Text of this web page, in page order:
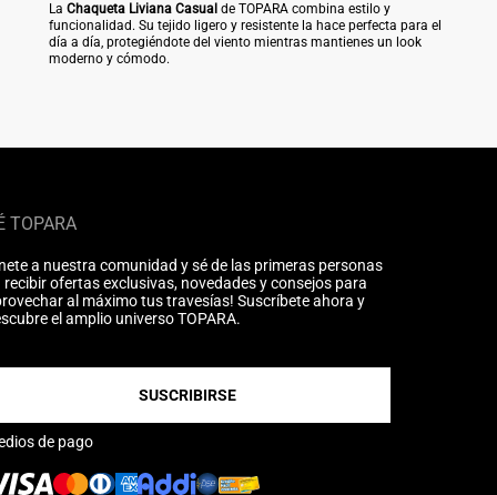
La Chaqueta Liviana Casual de TOPARA combina estilo y
funcionalidad. Su tejido ligero y resistente la hace perfecta para el
día a día, protegiéndote del viento mientras mantienes un look
moderno y cómodo.
TOPARA
a nuestra comunidad y sé de las primeras personas
recibir ofertas exclusivas, novedades y consejos para
al máximo tus travesías! Suscríbete ahora y
el amplio universo TOPARA.
SUSCRIBIRSE
de pago